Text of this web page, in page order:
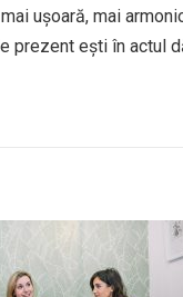
ușoară, mai
prezent ești în actul